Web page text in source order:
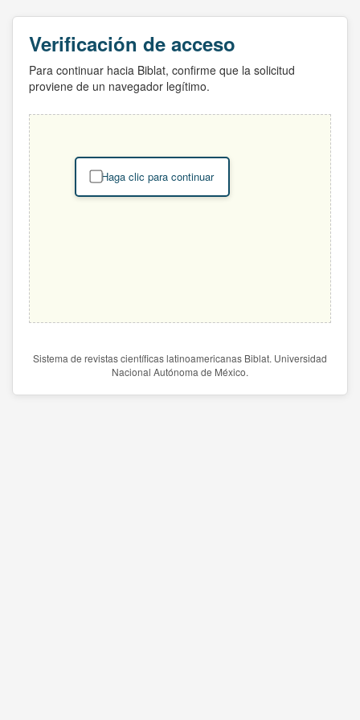
Verificación de acceso
Para continuar hacia Biblat, confirme que la solicitud
proviene de un navegador legítimo.
Haga clic para continuar
Sistema de revistas científicas latinoamericanas Biblat. Universidad
Nacional Autónoma de México.